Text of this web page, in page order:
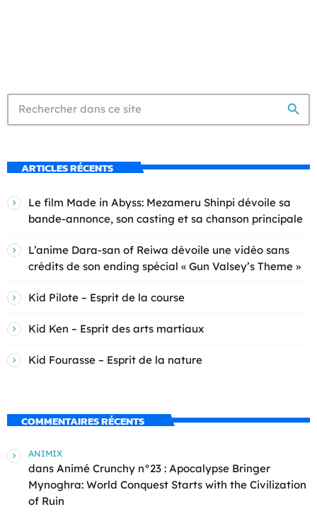
search
ARTICLES RÉCENTS
Le film Made in Abyss: Mezameru Shinpi dévoile sa
bande-annonce, son casting et sa chanson principale
L’anime Dara-san of Reiwa dévoile une vidéo sans
crédits de son ending spécial « Gun Valsey’s Theme »
Kid Pilote – Esprit de la course
Kid Ken – Esprit des arts martiaux
Kid Fourasse – Esprit de la nature
COMMENTAIRES RÉCENTS
ANIMIX
dans Animé Crunchy n°23 : Apocalypse Bringer
Mynoghra: World Conquest Starts with the Civilization
of Ruin